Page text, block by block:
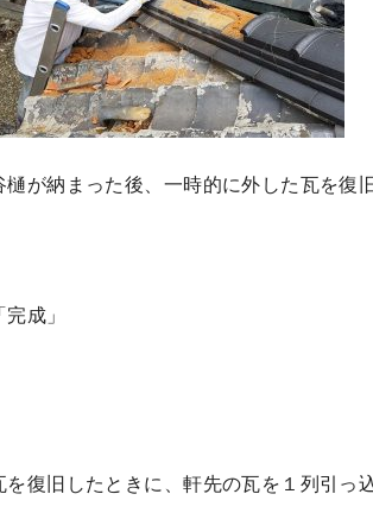
樋が納まった後、一時的に外した瓦を復
「完成」
を復旧したときに、軒先の瓦を１列引っ